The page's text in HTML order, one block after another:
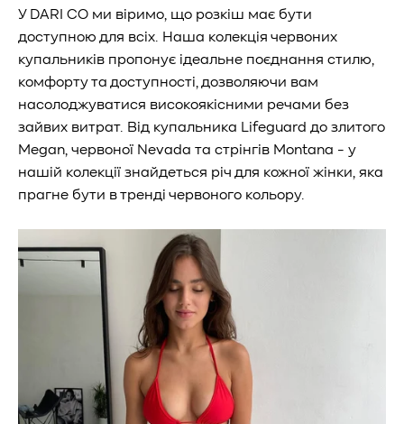
У DARI CO ми віримо, що розкіш має бути
доступною для всіх. Наша колекція червоних
купальників пропонує ідеальне поєднання стилю,
комфорту та доступності, дозволяючи вам
насолоджуватися високоякісними речами без
зайвих витрат. Від купальника Lifeguard до злитого
Megan, червоної Nevada та стрінгів Montana - у
нашій колекції знайдеться річ для кожної жінки, яка
прагне бути в тренді червоного кольору.